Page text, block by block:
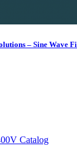
– Sine Wave
Catalog